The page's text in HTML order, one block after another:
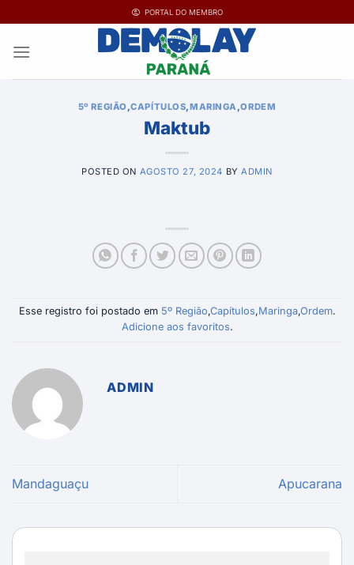
para
PORTAL DO MEMBRO
5º REGIÃO ,CAPÍTULOS,MARINGA,ORDEM
Maktub
POSTED ON AGOSTO 27, 2024 BYADMIN
Esse registro foi postado em 5º Região,Capítulos,Maringa,Ordem.
Adicione aos favoritos.
ADMIN
Mandaguaçu Apucarana